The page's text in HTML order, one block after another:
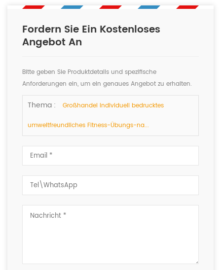
Fordern Sie Ein Kostenloses
Angebot An
Bitte geben Sie Produktdetails und spezifische
Anforderungen ein, um ein genaues Angebot zu erhalten.
Wir werden Ihnen so schnell wie möglich antworten.
Thema : Großhandel individuell bedrucktes
umweltfreundliches Fitness-Übungs-na...